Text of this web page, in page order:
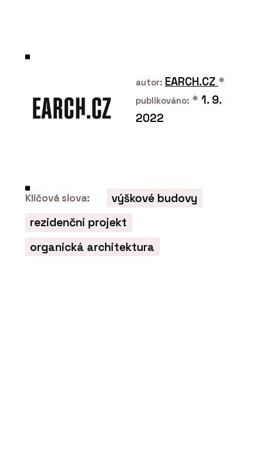
ČLÁNKY
autor: EARCH.CZ *
publikováno: * 1. 9.
2022
Klíčová slova:
výškové budovy
rezidenční projekt
organická architektura